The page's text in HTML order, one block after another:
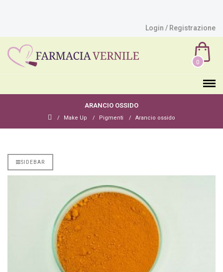
Login / Registrazione
0
ARANCIO OSSIDO
Make Up Pigmenti Arancio ossido
SIDEBAR